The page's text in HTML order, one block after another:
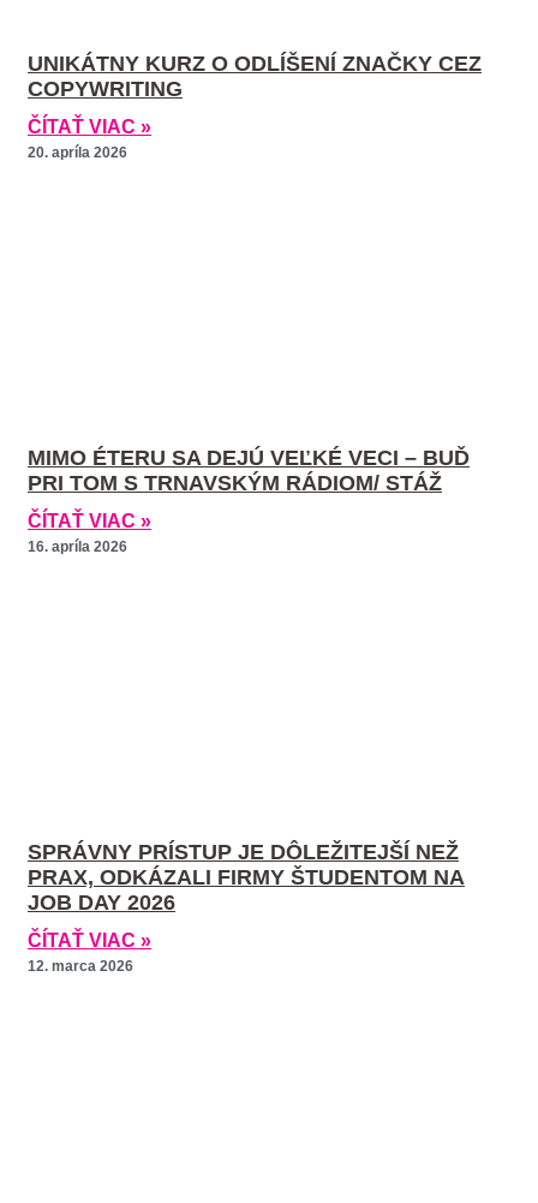
UNIKÁTNY KURZ O ODLÍŠENÍ ZNAČKY CEZ
COPYWRITING
ČÍTAŤ VIAC »
20. apríla 2026
MIMO ÉTERU SA DEJÚ VEĽKÉ VECI – BUĎ
PRI TOM S TRNAVSKÝM RÁDIOM/ STÁŽ
ČÍTAŤ VIAC »
16. apríla 2026
SPRÁVNY PRÍSTUP JE DÔLEŽITEJŠÍ NEŽ
PRAX, ODKÁZALI FIRMY ŠTUDENTOM NA
JOB DAY 2026
ČÍTAŤ VIAC »
12. marca 2026